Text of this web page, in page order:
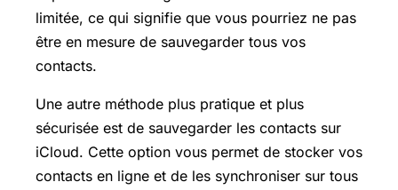
limitée, ce qui signifie que vous pourriez ne pas
être en mesure de sauvegarder tous vos
contacts.
Une autre méthode plus pratique et plus
sécurisée est de sauvegarder les contacts sur
iCloud. Cette option vous permet de stocker vos
contacts en ligne et de les synchroniser sur tous